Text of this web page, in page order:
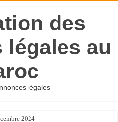
des
légales au
légales
2024